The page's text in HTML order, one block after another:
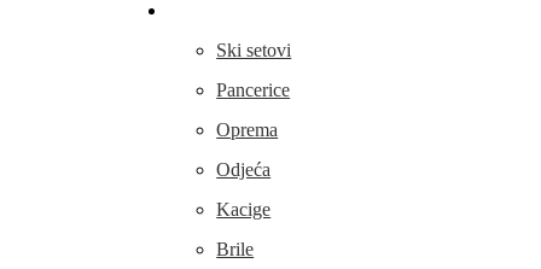
Ski setovi
Pancerice
Oprema
Odjeća
Kacige
Brile